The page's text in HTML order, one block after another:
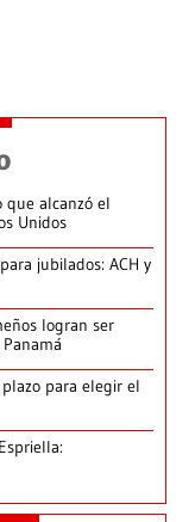
que alcanzó el
Unidos
jubilados: ACH y
logran ser
para elegir el